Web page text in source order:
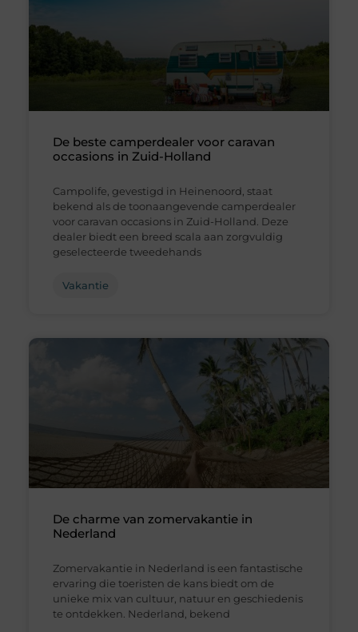
De beste camperdealer voor caravan
occasions in Zuid-Holland
Campolife, gevestigd in Heinenoord, staat
bekend als de toonaangevende camperdealer
voor caravan occasions in Zuid-Holland. Deze
dealer biedt een breed scala aan zorgvuldig
geselecteerde tweedehands
Vakantie
De charme van zomervakantie in
Nederland
Zomervakantie in Nederland is een fantastische
ervaring die toeristen de kans biedt om de
unieke mix van cultuur, natuur en geschiedenis
te ontdekken. Nederland, bekend